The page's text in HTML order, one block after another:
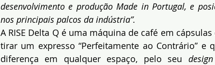
desenvolvimento e produção Made in Portugal, e
nos principais palcos da indústria”.
A RISE Delta Q é uma máquina de café em
tirar um expresso “Perfeitamente ao Contrário” e
diferença em qualquer espaço, pelo seu design